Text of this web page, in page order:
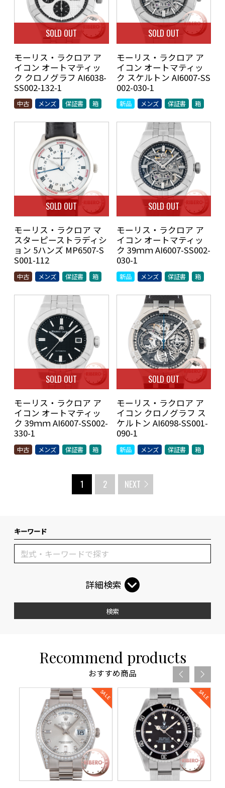
SOLD OUT
モーリス・ラクロア ア
イコン オートマティッ
ク クロノグラフ AI6038-
SS002-132-1
中古 メンズ 保証書 箱
SOLD OUT
モーリス・ラクロア ア
イコン オートマティッ
ク スケルトン AI6007-SS
002-030-1
新品 メンズ 保証書 箱
SOLD OUT
モーリス・ラクロア マ
スターピーストラディシ
ョン 5ハンズ MP6507-S
S001-112
中古 メンズ 保証書 箱
SOLD OUT
モーリス・ラクロア ア
イコン オートマティッ
ク 39ｍｍ AI6007-SS002-
030-1
新品 メンズ 保証書 箱
SOLD OUT
モーリス・ラクロア ア
イコン オートマティッ
ク 39ｍｍ AI6007-SS002-
330-1
中古 メンズ 保証書 箱
SOLD OUT
モーリス・ラクロア ア
イコン クロノグラフ ス
ケルトン AI6098-SS001-
090-1
新品 メンズ 保証書 箱
1 2 NEXT
キーワード
詳細検索
検索
Recommend products
おすすめ商品